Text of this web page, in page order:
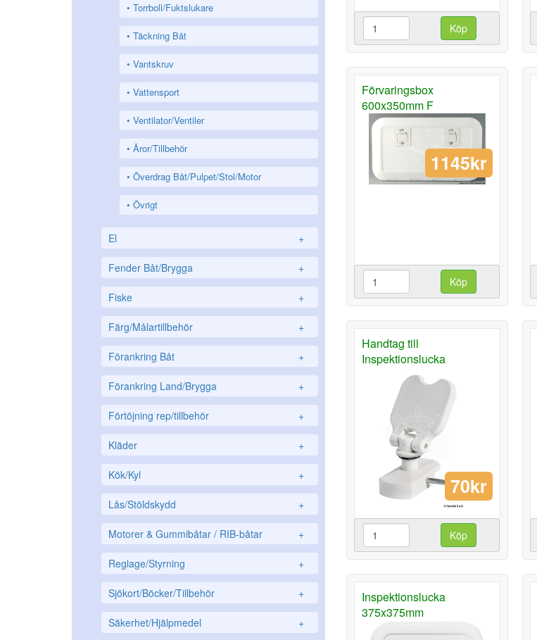
Torrboll/Fuktslukare
Täckning Båt
Vantskruv
Vattensport
Ventilator/Ventiler
Åror/Tillbehör
Överdrag Båt/Pulpet/Stol/Motor
Övrigt
El +
Fender Båt/Brygga +
Fiske +
Färg/Målartillbehör +
Förankring Båt +
Förankring Land/Brygga +
Förtöjning rep/tillbehör +
Kläder +
Kök/Kyl +
Lås/Stöldskydd +
Motorer & Gummibåtar / RIB-båtar +
Reglage/Styrning +
Sjökort/Böcker/Tillbehör +
Säkerhet/Hjälpmedel +
Köp
Förvaringsbox
600x350mm F
1145kr
Köp
Handtag till
Inspektionslucka
70kr
Köp
Inspektionslucka
375x375mm